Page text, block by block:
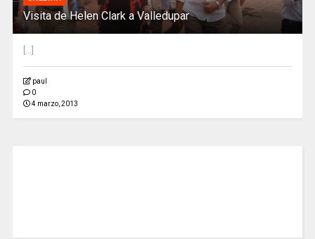
Visita de Helen Clark a Valledupar
[...]
paul
0
4 marzo, 2013